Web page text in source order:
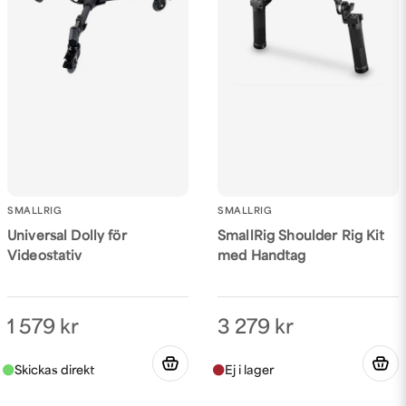
SMALLRIG
Universal Dolly för
Videostativ
1 579 kr
SMALLRIG
SmallRig Shoulder Rig Kit
med Handtag
3 279 kr